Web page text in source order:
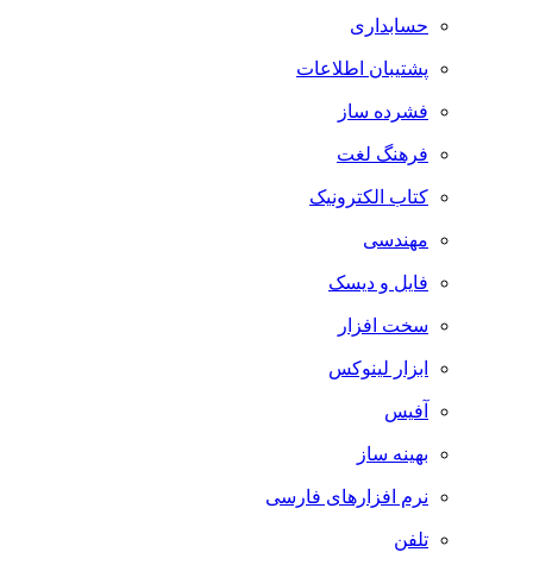
حسابداری
پشتیبان اطلاعات
فشرده ساز
فرهنگ لغت
کتاب الکترونیک
مهندسی
فایل و دیسک
سخت افزار
ابزار لینوکس
آفیس
بهینه ساز
نرم افزارهای فارسی
تلفن